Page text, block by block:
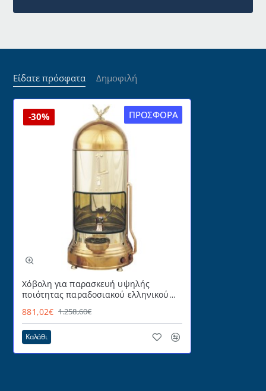
Είδατε πρόσφατα Δημοφιλή
ΠΡΟΣΦΟΡΆ
-30%
Χόβολη για παρασκευή υψηλής
ποιότητας παραδοσιακού ελληνικού
Κατασκευής
881,02€ 1.258,60€
Καλάθι